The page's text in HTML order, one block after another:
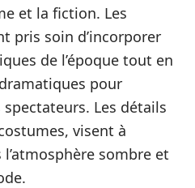
et la fiction. Les
pris soin d’incorporer
de l’époque tout en
pour
Les détails
visent à
sombre et